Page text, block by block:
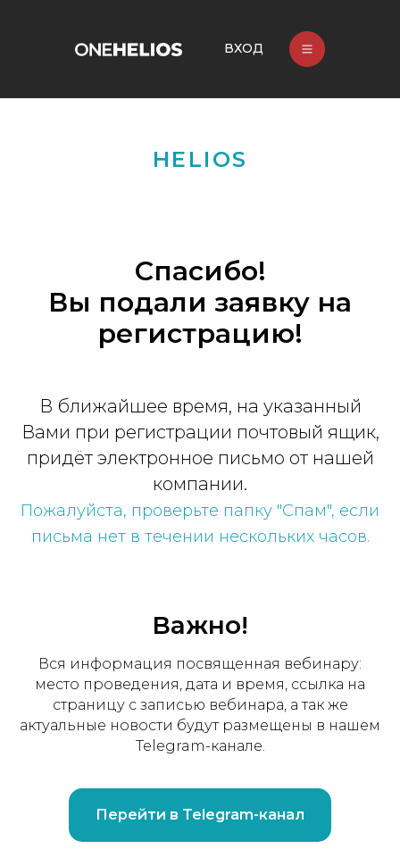
ВХОД
HELIOS
Спасибо!
Вы подали заявку на
регистрацию!
В ближайшее время, на указанный
Вами при регистрации почтовый ящик,
придёт электронное письмо от нашей
компании.
Пожалуйста, проверьте папку "Спам", если
письма нет в течении нескольких часов.
Важно!
Вся информация посвященная вебинару:
место проведения, дата и время, ссылка на
страницу с записью вебинара, а так же
актуальные новости будут размещены в нашем
Telegram-канале.
Перейти в Telegram-канал